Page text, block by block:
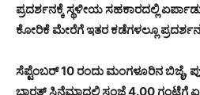
ಪ್ರದರ್ಶನಕ್ಕೆ ಸ್ಥಳೀಯ ಸಹಕಾರದಲ್ಲಿ
ಕೋರಿಕೆ ಮೇರೆಗೆ ಇತರ ಕಡೆಗಳಲ್ಲೂ
ಸೆಪ್ಟೆಂಬರ್ 10 ರಂದು ಮಂಗಳೂರಿನ ಬಿಜೈ,
ಭಾರತ್ ಸಿನೆಮಾದಲ್ಲಿ ಸಂಜೆ 4.00 ಗಂಟೆಗೆ